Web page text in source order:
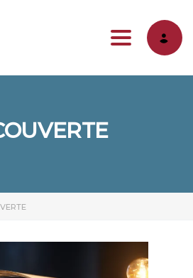
Toggle